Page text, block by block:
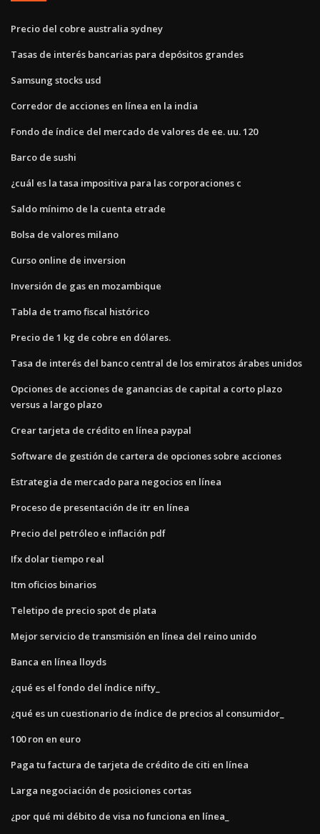
Precio del cobre australia sydney
Tasas de interés bancarias para depósitos grandes
Samsung stocks usd
Corredor de acciones en línea en la india
Fondo de índice del mercado de valores de ee. uu. 120
Barco de sushi
¿cuál es la tasa impositiva para las corporaciones c
Saldo mínimo de la cuenta etrade
Bolsa de valores milano
Curso online de inversion
Inversión de gas en mozambique
Tabla de tramo fiscal histórico
Precio de 1 kg de cobre en dólares.
Tasa de interés del banco central de los emiratos árabes unidos
Opciones de acciones de ganancias de capital a corto plazo
versus a largo plazo
Crear tarjeta de crédito en línea paypal
Software de gestión de cartera de opciones sobre acciones
Estrategia de mercado para negocios en línea
Proceso de presentación de itr en línea
Precio del petróleo e inflación pdf
Ifx dolar tiempo real
Itm oficios binarios
Teletipo de precio spot de plata
Mejor servicio de transmisión en línea del reino unido
Banca en línea lloyds
¿qué es el fondo del índice nifty_
¿qué es un cuestionario de índice de precios al consumidor_
100 ron en euro
Paga tu factura de tarjeta de crédito de citi en línea
Larga negociación de posiciones cortas
¿por qué mi débito de visa no funciona en línea_